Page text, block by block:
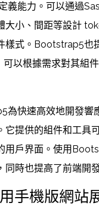
義能力。可以通過
大小、間距等設計
樣式。Bootstrap5也
以根據需求對其組
為快速高效地開發響
它提供的組件和工具
用戶界面。使用
同時也提高了前端開
手機版網站